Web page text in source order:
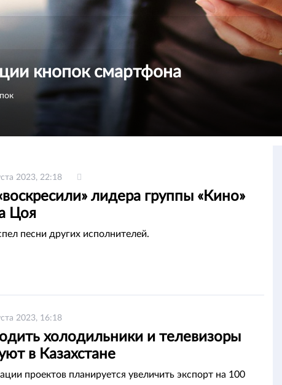
кнопок смартфона
2023, 22:18
лидера группы «Кино»
Цоя
песни других исполнителей.
2023, 16:18
холодильники и телевизоры
в Казахстане
проектов планируется увеличить экспорт на 100